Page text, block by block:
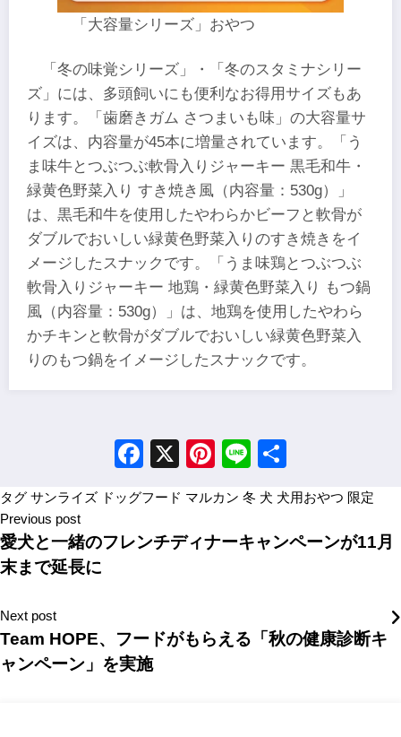
「大容量シリーズ」おやつ
「冬の味覚シリーズ」・「冬のスタミナシリー
ズ」には、多頭飼いにも便利なお得用サイズもあ
ります。「歯磨きガム さつまいも味」の大容量サ
イズは、内容量が45本に増量されています。「う
ま味牛とつぶつぶ軟骨入りジャーキー 黒毛和牛・
緑黄色野菜入り すき焼き風（内容量：530g）」
は、黒毛和牛を使用したやわらかビーフと軟骨が
ダブルでおいしい緑黄色野菜入りのすき焼きをイ
メージしたスナックです。「うま味鶏とつぶつぶ
軟骨入りジャーキー 地鶏・緑黄色野菜入り もつ鍋
風（内容量：530g）」は、地鶏を使用したやわら
かチキンと軟骨がダブルでおいしい緑黄色野菜入
りのもつ鍋をイメージしたスナックです。
Facebook
X Pinterest
Line
タグ サンライズ ドッグフード マルカン 冬 犬 犬用おやつ 限定
Previous post
愛犬と一緒のフレンチディナーキャンペーンが11月
末まで延長に
Next post
Team HOPE、フードがもらえる「秋の健康診断キ
ャンペーン」を実施